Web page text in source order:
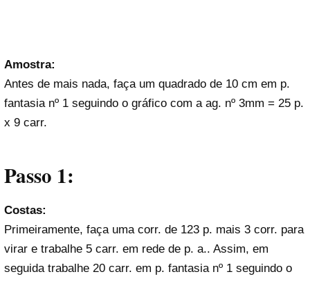
Amostra:
Antes de mais nada, faça um quadrado de 10 cm em p.
fantasia nº 1 seguindo o gráfico com a ag. nº 3mm = 25 p.
x 9 carr.
Passo 1:
Costas:
Primeiramente, faça uma corr. de 123 p. mais 3 corr. para
virar e trabalhe 5 carr. em rede de p. a.. Assim, em
seguida trabalhe 20 carr. em p. fantasia nº 1 seguindo o